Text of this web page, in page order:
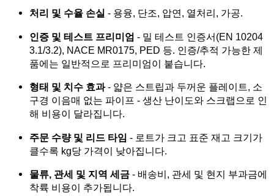
처리 및 수율 손실 - 용융, 단조, 압연, 열처리, 가공.
인증 및 테스트 프리미엄 - 밀 테스트 인증서(EN 10204
3.1/3.2), NACE MR0175, PED 등. 인증/추적 가능한 제
품에는 일반적으로 프리미엄이 붙습니다.
형태 및 치수 효과- 얇은 스트립과 두꺼운 플레이트, 소
구경 이음매 없는 파이프 - 생산 난이도와 스크랩으로 인
해 비용이 달라집니다.
주문 수량 및 리드 타임 - 로트가 크고 표준 재고 크기가
클수록 kg당 가격이 낮아집니다.
물류, 관세 및 지역 세금 - 배송비, 관세 및 현지 부과금에
착륙 비용이 추가됩니다.